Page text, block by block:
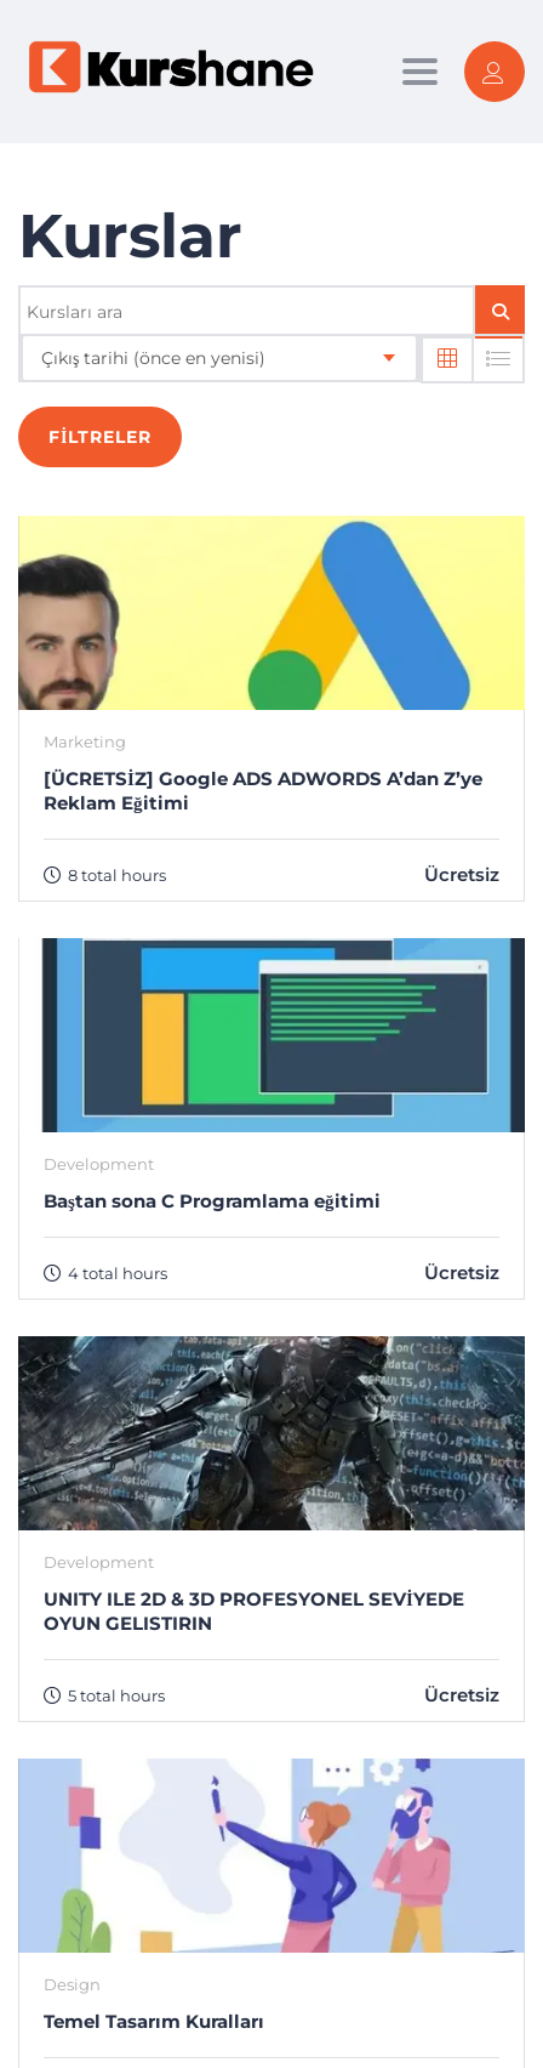
Toggle
Kurslar
Çıkış tarihi (önce en yenisi)
FILTRELER
Marketing
[ÜCRETSİZ] Google ADS ADWORDS A’dan Z’ye
Reklam Eğitimi
8 total hours Ücretsiz
Development
Baştan sona C Programlama eğitimi
4 total hours Ücretsiz
Development
UNITY ILE 2D & 3D PROFESYONEL SEVİYEDE
OYUN GELISTIRIN
5 total hours Ücretsiz
Design
Temel Tasarım Kuralları